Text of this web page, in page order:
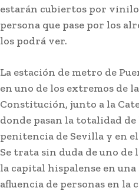
estarán cubiertos por
persona que pase por los
los podrá ver.
La estación de metro de
en uno de los extremos de
Constitución, junto a la
donde pasan la totalidad de
penitencia de Sevilla y en
Se trata sin duda de uno
la capital hispalense en una
afluencia de personas en la